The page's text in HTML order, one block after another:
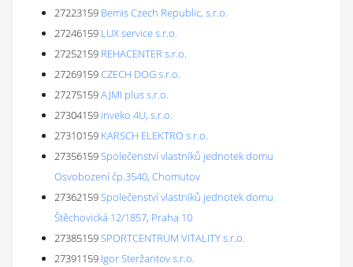
27223159 Bemis Czech Republic, s.r.o.
27246159 LUX service s.r.o.
27252159 REHACENTER s.r.o.
27269159CZECH DOG s.r.o.
27275159AJMI plus s.r.o.
27304159 inveko 4U, s.r.o.
27310159 KARSCH ELEKTRO s.r.o.
27356159Společenství vlastníků jednotek domu
Osvobození čp.3540, Chomutov
27362159Společenství vlastníků jednotek domu
Štěchovická 12/1857, Praha 10
27385159SPORTCENTRUM VITALITY s.r.o.
27391159 Igor Steržantov s.r.o.